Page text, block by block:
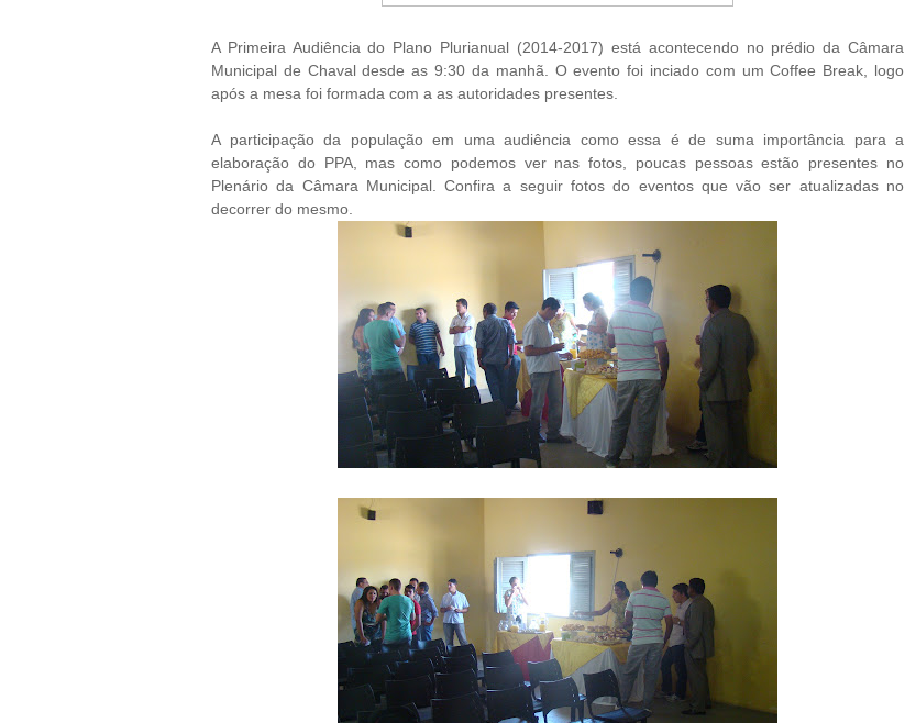
A Primeira Audiência do Plano Plurianual (2014-2017) está acontecendo no prédio da Câmara
Municipal de Chaval desde as 9:30 da manhã. O evento foi inciado com um Coffee Break, logo
após a mesa foi formada com a as autoridades presentes.
A participação da população em uma audiência como essa é de suma importância para a
elaboração do PPA, mas como podemos ver nas fotos, poucas pessoas estão presentes no
Plenário da Câmara Municipal. Confira a seguir fotos do eventos que vão ser atualizadas no
decorrer do mesmo.